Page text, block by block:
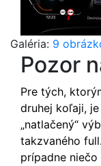
Galéria: 9
Pozor
Pre tých,
druhej koľaji,
„natlačený“
takzvaného
prípadne